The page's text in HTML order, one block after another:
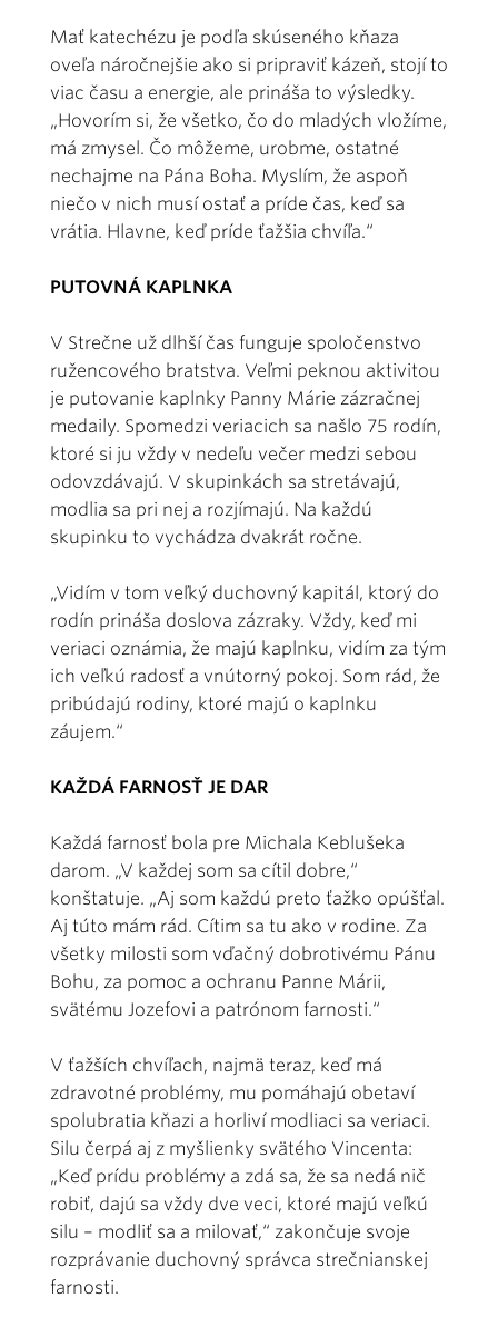
Mať katechézu je podľa skúseného kňaza
oveľa náročnejšie ako si pripraviť kázeň, stojí to
viac času a energie, ale prináša to výsledky.
„Hovorím si, že všetko, čo do mladých vložíme,
má zmysel. Čo môžeme, urobme, ostatné
nechajme na Pána Boha. Myslím, že aspoň
niečo v nich musí ostať a príde čas, keď sa
vrátia. Hlavne, keď príde ťažšia chvíľa.“
PUTOVNÁ KAPLNKA
V Strečne už dlhší čas funguje spoločenstvo
ružencového bratstva. Veľmi peknou aktivitou
je putovanie kaplnky Panny Márie zázračnej
medaily. Spomedzi veriacich sa našlo 75 rodín,
ktoré si ju vždy v nedeľu večer medzi sebou
odovzdávajú. V skupinkách sa stretávajú,
modlia sa pri nej a rozjímajú. Na každú
skupinku to vychádza dvakrát ročne.
„Vidím v tom veľký duchovný kapitál, ktorý do
rodín prináša doslova zázraky. Vždy, keď mi
veriaci oznámia, že majú kaplnku, vidím za tým
ich veľkú radosť a vnútorný pokoj. Som rád, že
pribúdajú rodiny, ktoré majú o kaplnku
záujem.“
KAŽDÁ FARNOSŤ JE DAR
Každá farnosť bola pre Michala Keblušeka
darom. „V každej som sa cítil dobre,“
konštatuje. „Aj som každú preto ťažko opúšťal.
Aj túto mám rád. Cítim sa tu ako v rodine. Za
všetky milosti som vďačný dobrotivému Pánu
Bohu, za pomoc a ochranu Panne Márii,
svätému Jozefovi a patrónom farnosti.“
V ťažších chvíľach, najmä teraz, keď má
zdravotné problémy, mu pomáhajú obetaví
spolubratia kňazi a horliví modliaci sa veriaci.
Silu čerpá aj z myšlienky svätého Vincenta:
„Keď prídu problémy a zdá sa, že sa nedá nič
robiť, dajú sa vždy dve veci, ktoré majú veľkú
silu – modliť sa a milovať,“ zakončuje svoje
rozprávanie duchovný správca strečnianskej
farnosti.